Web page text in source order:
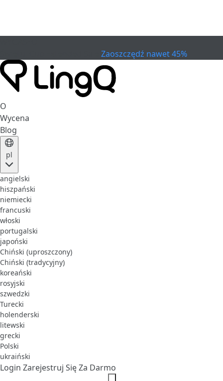
Zaoszczędź nawet 45%
O
Wycena
Blog
pl
angielski
hiszpański
niemiecki
francuski
włoski
portugalski
japoński
Chiński (uproszczony)
Chiński (tradycyjny)
koreański
rosyjski
szwedzki
Turecki
holenderski
litewski
grecki
Polski
ukraiński
Login Zarejestruj Się Za Darmo